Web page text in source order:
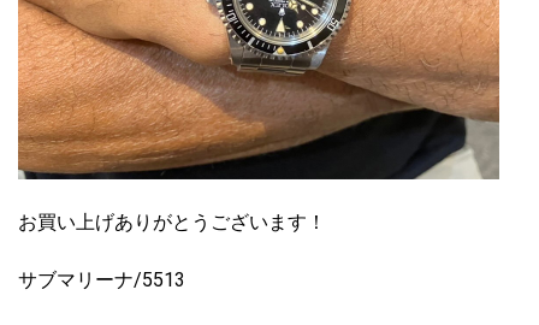
お買い上げありがとうございます！
サブマリーナ/5513